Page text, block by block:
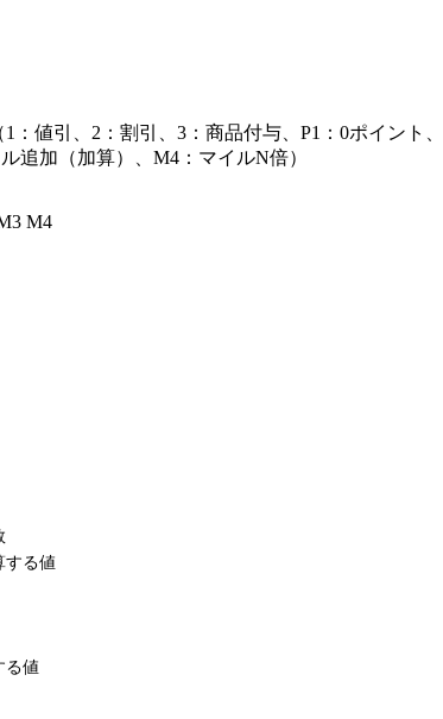
値引、2：割引、3：商品付与、P1：0ポイント
追加（加算）、M4：マイルN倍）
M4
する値
る値